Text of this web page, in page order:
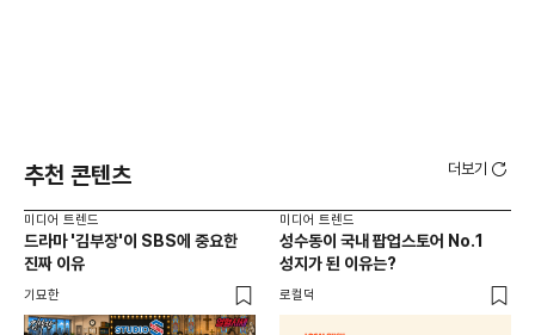
추천 콘텐츠 더보기
미디어 트렌드
드라마 '김부장'이 SBS에 중요한
진짜 이유
기묘한
미디어 트렌드
성수동이 국내 팝업스토어 No.1
성지가 된 이유는?
로컬덕